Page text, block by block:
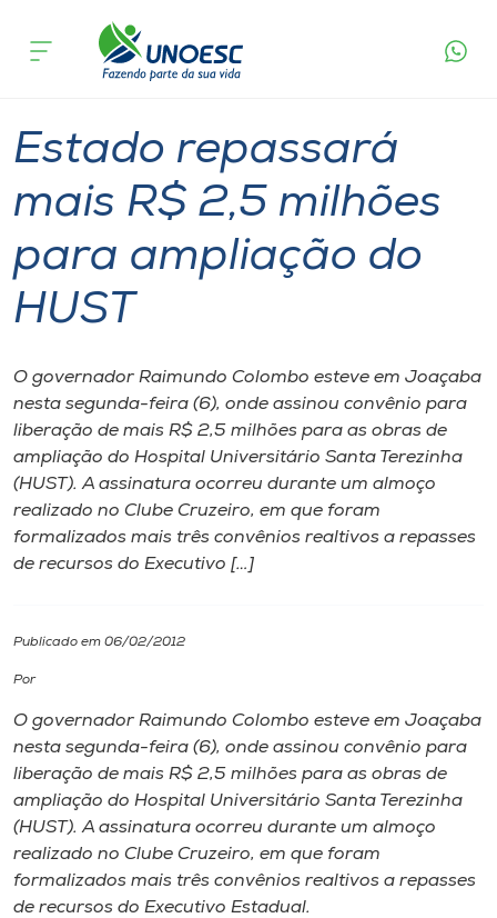
Cursos
Atendimento ao Estudante
Portal de Ensino
A
Internacionalização
I.nova
Cultura
CPA
Biblioteca
Editora
acontece
Estado repassará
mais R$ 2,5 milhões
para ampliação do
HUST
O governador Raimundo Colombo esteve em Joaçaba
nesta segunda-feira (6), onde assinou convênio para
liberação de mais R$ 2,5 milhões para as obras de
ampliação do Hospital Universitário Santa Terezinha
(HUST). A assinatura ocorreu durante um almoço
realizado no Clube Cruzeiro, em que foram
formalizados mais três convênios realtivos a repasses
de recursos do Executivo […]
Publicado em 06/02/2012
Por
O governador Raimundo Colombo esteve em Joaçaba
nesta segunda-feira (6), onde assinou convênio para
liberação de mais R$ 2,5 milhões para as obras de
ampliação do Hospital Universitário Santa Terezinha
(HUST). A assinatura ocorreu durante um almoço
realizado no Clube Cruzeiro, em que foram
formalizados mais três convênios realtivos a repasses
de recursos do Executivo Estadual.